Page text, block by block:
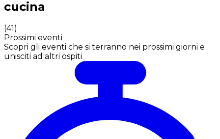
cucina
(41)
Prossimi eventi
Scopri gli eventi che si terranno nei prossimi giorni e
unisciti ad altri ospiti